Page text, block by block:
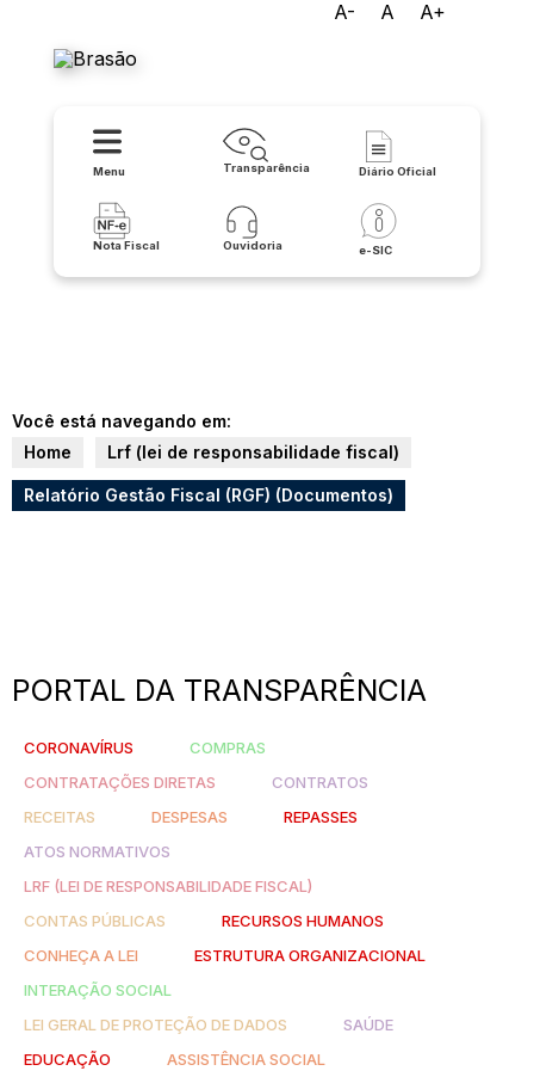
A- A A+
Menu Transparência Diário Oficial
Nota Fiscal Ouvidoria e-SIC
Você está navegando em:
Home
Lrf (lei de responsabilidade fiscal)
Relatório Gestão Fiscal (RGF) (Documentos)
PORTAL DA TRANSPARÊNCIA
CORONAVÍRUS
COMPRAS
CONTRATAÇÕES DIRETAS
CONTRATOS
RECEITAS
DESPESAS
REPASSES
ATOS NORMATIVOS
LRF (LEI DE RESPONSABILIDADE FISCAL)
CONTAS PÚBLICAS
RECURSOS HUMANOS
CONHEÇA A LEI
ESTRUTURA ORGANIZACIONAL
INTERAÇÃO SOCIAL
LEI GERAL DE PROTEÇÃO DE DADOS
SAÚDE
EDUCAÇÃO
ASSISTÊNCIA SOCIAL